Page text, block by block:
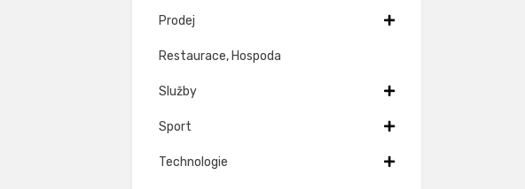
Prodej
Restaurace, Hospoda
Služby
Sport
Technologie